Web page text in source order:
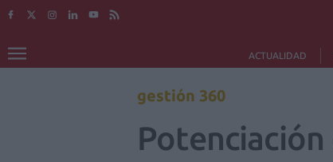
ACTUALIDAD
gestión 360